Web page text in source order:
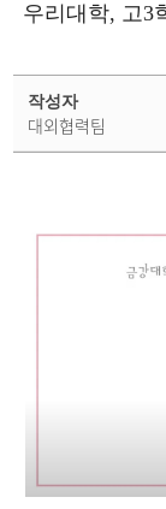
금
상
우리대학, 고3
작성자
대외협력팀